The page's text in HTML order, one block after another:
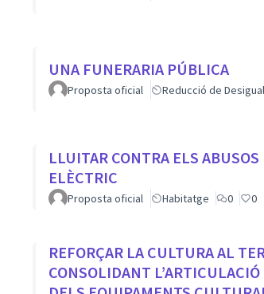
UNA FUNERARIA PÚBLICA
Proposta oficial Reducció de
LLUITAR CONTRA ELS
ELÈCTRIC
Proposta oficial Habitatge 0 0
REFORÇAR LA CULTURA AL
CONSOLIDANT